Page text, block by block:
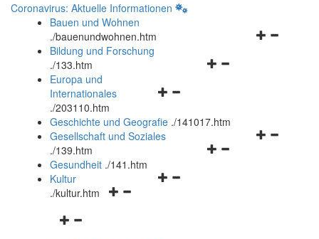
Coronavirus: Aktuelle Informationen
Bauen und Wohnen
./bauenundwohnen.htm
Navigationsmenü
Bildung und Forschung
./133.htm
Navigationsmenü
und
schließen
Europa und
Internationales
./203110.htm
Geschichte und Geografie ./141017.htm
Navigationsmenü
Gesellschaft und Soziales
./139.htm
Navigationsmenü
Gesundheit ./141.htm
Navigationsmenü
Kultur
./kultur.htm
Navigationsmenü